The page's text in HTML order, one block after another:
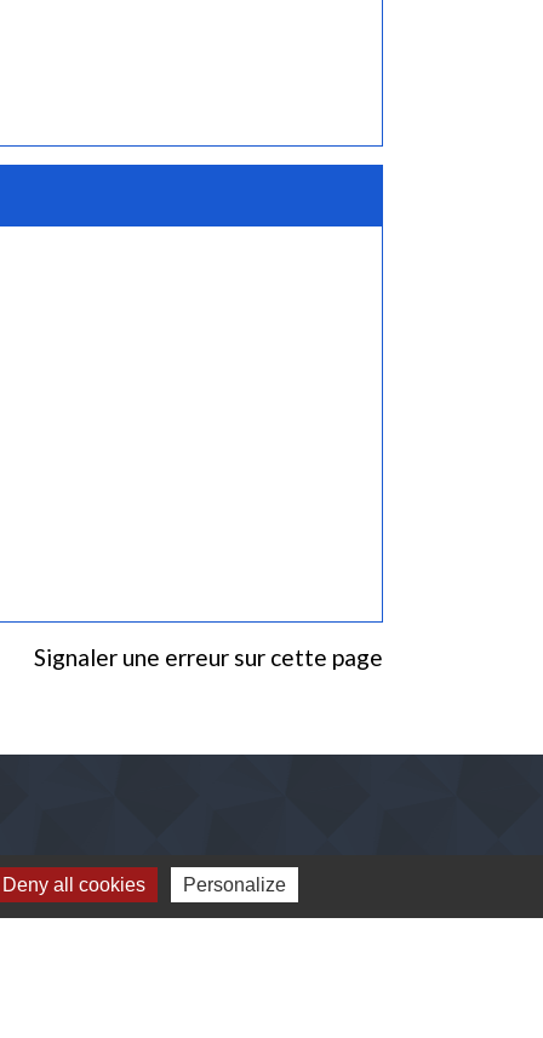
Signaler une erreur sur cette page
all cookies Personalize